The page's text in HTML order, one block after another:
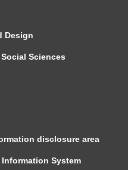
Design
Sciences
disclosure area
System